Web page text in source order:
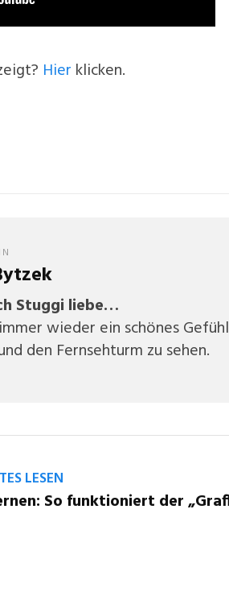
Hier klicken.
Stuggi liebe…
wieder ein schönes
den Fernsehturm zu sehen.
LESEN
So funktioniert der